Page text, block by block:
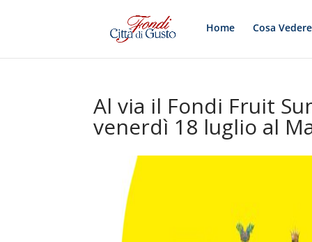
Home Cosa Vedere
Al via il Fondi Fruit
venerdì 18 luglio al